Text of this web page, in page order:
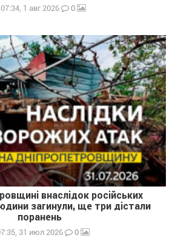
1 авг 2026 0
внаслідок російських
загинули, ще три дістали
поранень
31 июл 2026 0